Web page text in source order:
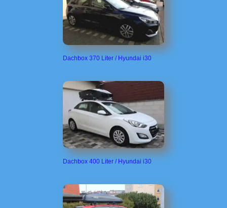
Dachbox 370 Liter / Hyundai i30
Dachbox 400 Liter / Hyundai i30